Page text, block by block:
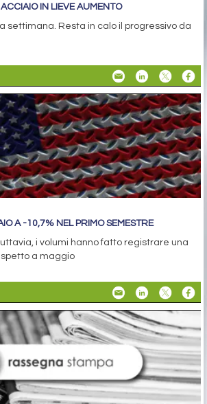
IN LIEVE AUMENTO
settimana. Resta in calo il progressivo da
A -10,7% NEL PRIMO SEMESTRE
i volumi hanno fatto registrare una
a maggio